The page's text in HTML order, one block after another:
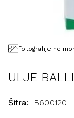
Fotografije ne
ULJE
Šifra:LB600120